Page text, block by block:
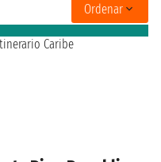
Ordenar